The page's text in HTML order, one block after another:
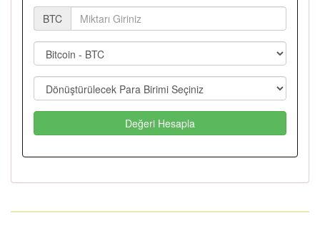
BTC
Değeri Hesapla